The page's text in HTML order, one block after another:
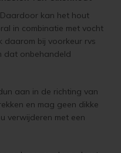
kan het hout
in combinatie met vocht
daarom bij voorkeur rvs
dat onbehandeld
aan in de richting van
en mag geen dikke
verwijderen met een